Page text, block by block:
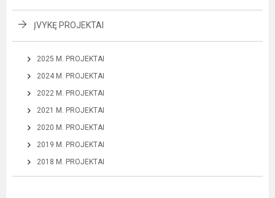
ĮVYKĘ PROJEKTAI
2025 M. PROJEKTAI
2024 M. PROJEKTAI
2022 M. PROJEKTAI
2021 M. PROJEKTAI
2020 M. PROJEKTAI
2019 M. PROJEKTAI
2018 M. PROJEKTAI